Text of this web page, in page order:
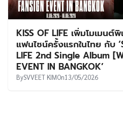
KISS OF LIFE เพิ่มโมเมนต์
แฟนไซน์ครั้งแรกในไทย กับ
LIFE 2nd Single Album
EVENT IN BANGKOK’
BySVVEET KIMOn13/05/2026